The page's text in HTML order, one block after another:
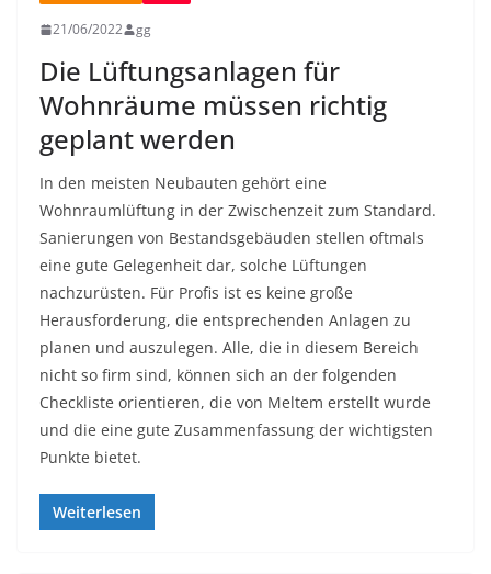
21/06/2022 gg
Die Lüftungsanlagen für
Wohnräume müssen richtig
geplant werden
In den meisten Neubauten gehört eine
Wohnraumlüftung in der Zwischenzeit zum Standard.
Sanierungen von Bestandsgebäuden stellen oftmals
eine gute Gelegenheit dar, solche Lüftungen
nachzurüsten. Für Profis ist es keine große
Herausforderung, die entsprechenden Anlagen zu
planen und auszulegen. Alle, die in diesem Bereich
nicht so firm sind, können sich an der folgenden
Checkliste orientieren, die von Meltem erstellt wurde
und die eine gute Zusammenfassung der wichtigsten
Punkte bietet.
Weiterlesen